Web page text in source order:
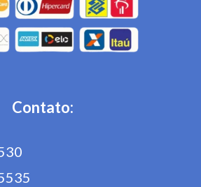
Contato: